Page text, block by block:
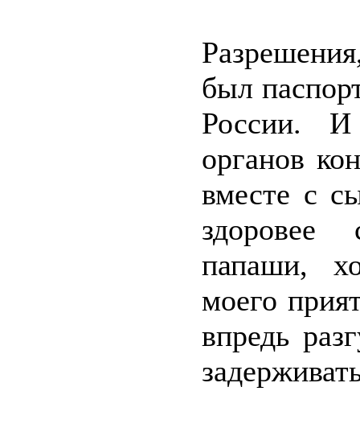
был
России. И
органов
вместе с
здоровее
папаши,
моего
впредь